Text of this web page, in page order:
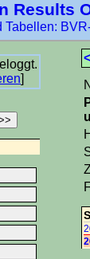
Results
Tabellen:
]